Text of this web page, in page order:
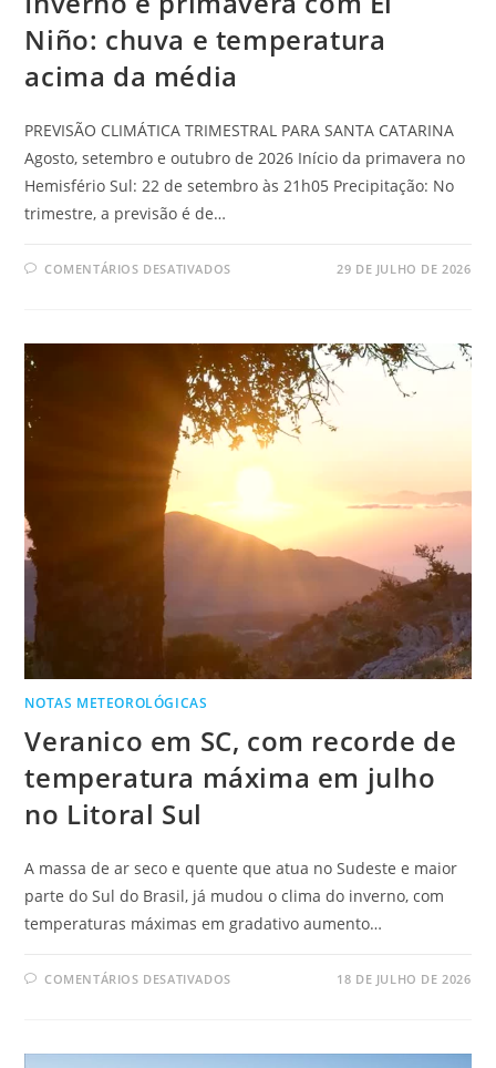
Niño: chuva e temperatura
acima da média
PREVISÃO CLIMÁTICA TRIMESTRAL PARA SANTA CATARINA
Agosto, setembro e outubro de 2026 Início da primavera no
Hemisfério Sul: 22 de setembro às 21h05 Precipitação: No
trimestre, a previsão é de…
COMENTÁRIOS DESATIVADOS 29 DE JULHO DE 2026
NOTAS METEOROLÓGICAS
Veranico em SC, com recorde de
temperatura máxima em julho
no Litoral Sul
A massa de ar seco e quente que atua no Sudeste e maior
parte do Sul do Brasil, já mudou o clima do inverno, com
temperaturas máximas em gradativo aumento…
COMENTÁRIOS DESATIVADOS 18 DE JULHO DE 2026